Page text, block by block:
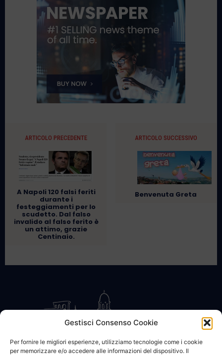
Gestisci Consenso Cookie
Per fornire le migliori esperienze, utilizziamo tecnologie come i cookie
per memorizzare e/o accedere alle informazioni del dispositivo. Il
ARTICOLO PRECEDENTE
A Napoli 120 falsi feriti
durante i
festeggiamenti per lo
scudetto. Dal falso
invalido al falso ferito è
un attimo, grazie
Centinaio.
ARTICOLO SUCCESSIVO
Benvenuta Greta